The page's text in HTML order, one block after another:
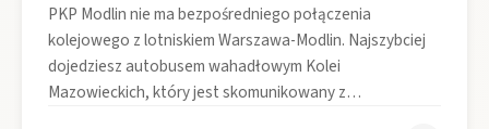
PKP Modlin nie ma bezpośredniego połączenia
kolejowego z lotniskiem Warszawa-Modlin. Najszybciej
dojedziesz autobusem wahadłowym Kolei
Mazowieckich, który jest skomunikowany z…